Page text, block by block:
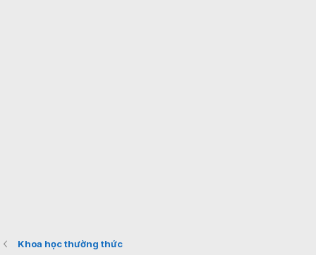
Khoa học thường thức